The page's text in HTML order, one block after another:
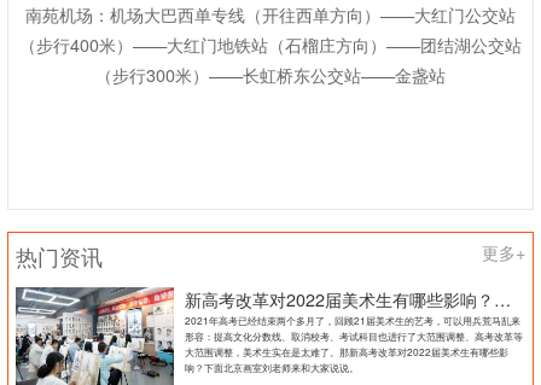
南苑机场：机场大巴西单专线（开往西单方向）——大红门公交站
（步行400米）——大红门地铁站（石榴庄方向）——团结湖公交站
（步行300米）——长虹桥东公交站——金盏站
热门资讯
更多+
新高考改革对2022届美术生有哪些影响？北京画室刘老师来和大家说说
2021年高考已经结束两个多月了，回顾21届美术生的艺考，可以用兵荒马乱来
形容：提高文化分数线、取消校考、考试科目也进行了大范围调整、高考改革等
大范围调整，美术生实在是太难了。那新高考改革对2022届美术生有哪些影
响？下面北京画室刘老师来和大家说说。